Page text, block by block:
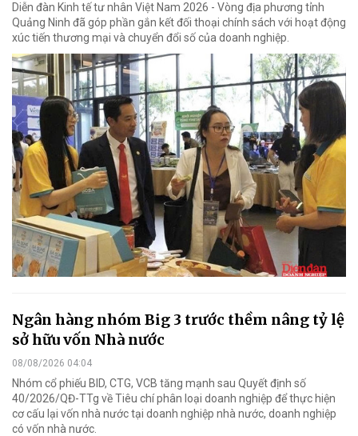
Diễn đàn Kinh tế tư nhân Việt Nam 2026 - Vòng địa phương tỉnh
Quảng Ninh đã góp phần gắn kết đối thoại chính sách với hoạt động
xúc tiến thương mại và chuyển đổi số của doanh nghiệp.
Ngân hàng nhóm Big 3 trước thềm nâng tỷ lệ
sở hữu vốn Nhà nước
08/08/2026 04:04
Nhóm cổ phiếu BID, CTG, VCB tăng mạnh sau Quyết định số
40/2026/QĐ-TTg về Tiêu chí phân loại doanh nghiệp để thực hiện
cơ cấu lại vốn nhà nước tại doanh nghiệp nhà nước, doanh nghiệp
có vốn nhà nước.